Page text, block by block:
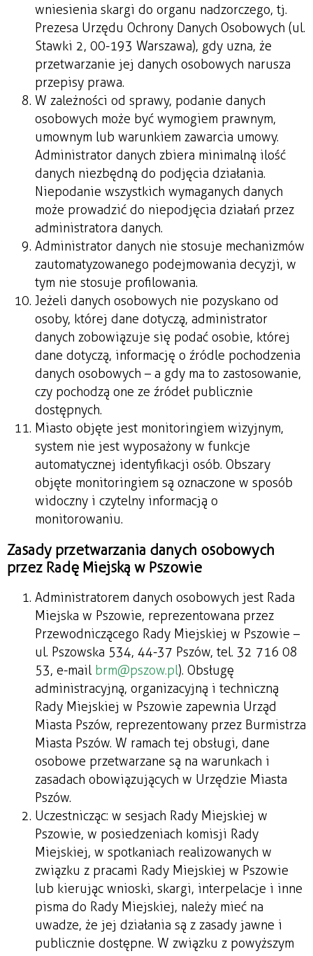
wniesienia skargi do organu nadzorczego, tj.
Prezesa Urzędu Ochrony Danych Osobowych (ul.
Stawki 2, 00-193 Warszawa), gdy uzna, że
przetwarzanie jej danych osobowych narusza
przepisy prawa.
W zależności od sprawy, podanie danych
osobowych może być wymogiem prawnym,
umownym lub warunkiem zawarcia umowy.
Administrator danych zbiera minimalną ilość
danych niezbędną do podjęcia działania.
Niepodanie wszystkich wymaganych danych
może prowadzić do niepodjęcia działań przez
administratora danych.
Administrator danych nie stosuje mechanizmów
zautomatyzowanego podejmowania decyzji, w
tym nie stosuje profilowania.
Jeżeli danych osobowych nie pozyskano od
osoby, której dane dotyczą, administrator
danych zobowiązuje się podać osobie, której
dane dotyczą, informację o źródle pochodzenia
danych osobowych – a gdy ma to zastosowanie,
czy pochodzą one ze źródeł publicznie
dostępnych.
Miasto objęte jest monitoringiem wizyjnym,
system nie jest wyposażony w funkcje
automatycznej identyfikacji osób. Obszary
objęte monitoringiem są oznaczone w sposób
widoczny i czytelny informacją o
monitorowaniu.
Zasady przetwarzania danych osobowych
przez Radę Miejską w Pszowie
Administratorem danych osobowych jest Rada
Miejska w Pszowie, reprezentowana przez
Przewodniczącego Rady Miejskiej w Pszowie –
ul. Pszowska 534, 44-37 Pszów, tel. 32 716 08
53, e-mail brm@pszow.pl). Obsługę
administracyjną, organizacyjną i techniczną
Rady Miejskiej w Pszowie zapewnia Urząd
Miasta Pszów, reprezentowany przez Burmistrza
Miasta Pszów. W ramach tej obsługi, dane
osobowe przetwarzane są na warunkach i
zasadach obowiązujących w Urzędzie Miasta
Pszów.
Uczestnicząc: w sesjach Rady Miejskiej w
Pszowie, w posiedzeniach komisji Rady
Miejskiej, w spotkaniach realizowanych w
związku z pracami Rady Miejskiej w Pszowie
lub kierując wnioski, skargi, interpelacje i inne
pisma do Rady Miejskiej, należy mieć na
uwadze, że jej działania są z zasady jawne i
publicznie dostępne. W związku z powyższym